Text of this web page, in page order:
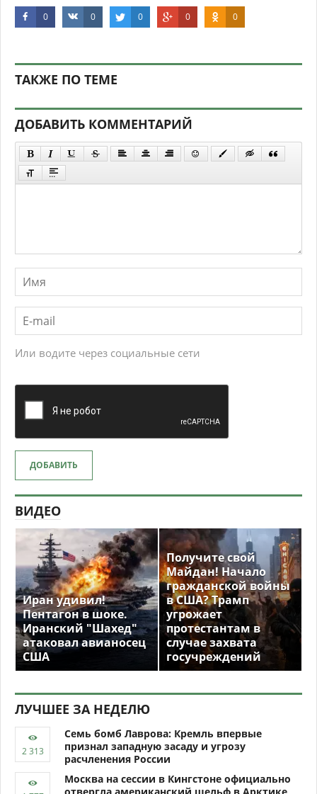
0 0 0 0 0
ТАКЖЕ ПО ТЕМЕ
ДОБАВИТЬ КОММЕНТАРИЙ
Или водите через социальные сети
ДОБАВИТЬ
ВИДЕО
Иран удивил!
Пентагон в шоке.
Иранский "Шахед"
атаковал авианосец
США
Получите свой
Майдан! Начало
гражданской войны
в США? Трамп
угрожает
протестантам в
случае захвата
госучреждений
ЛУЧШЕЕ ЗА НЕДЕЛЮ
Семь бомб Лаврова: Кремль впервые
признал западную засаду и угрозу
расчленения России
Москва на сессии в Кингстоне официально
отвергла американский шельф в Арктике